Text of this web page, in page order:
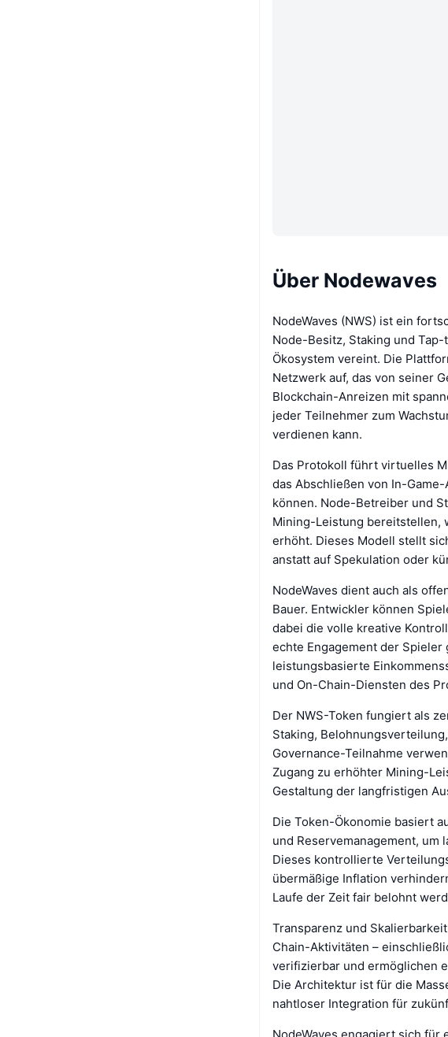
Über Nodewaves
NodeWaves (NWS) ist ein
Node-Besitz, Staking und
Ökosystem vereint. Die
Netzwerk auf, das von seiner
Blockchain-Anreizen mit
jeder Teilnehmer zum
verdienen kann.
Das Protokoll führt virtuelles
das Abschließen von In-
können. Node-Betreiber und
Mining-Leistung bereitstellen,
erhöht. Dieses Modell stellt
anstatt auf Spekulation oder
NodeWaves dient auch als
Bauer. Entwickler können
dabei die volle kreative
echte Engagement der
leistungsbasierte
und On-Chain-Diensten des
Der NWS-Token fungiert als
Staking,
Governance-Teilnahme
Zugang zu erhöhter Mining-
Gestaltung der langfristigen
Die Token-Ökonomie basiert
und Reservemanagement,
Dieses kontrollierte
übermäßige Inflation
Laufe der Zeit fair belohnt
Transparenz und
Chain-Aktivitäten –
verifizierbar und ermöglichen
Die Architektur ist für die
nahtloser Integration für